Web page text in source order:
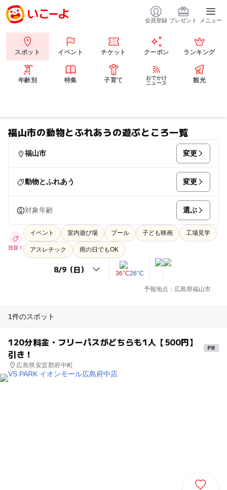
会員登録 プレゼント メニュー
スポット イベント チケット クーポン ランキング
年齢別 特集 子育て
おでかけ
ニュース
観光
福山市の動物とふれあうの遊ぶところ一覧
福山市 変更
動物とふれあう 変更
対象年齢 選ぶ
注目！
イベント 室内遊び場 プール 子ども映画 工場見学
アスレチック 雨の日でもOK
36°C26°C
予報地点：広島県福山市
1件のスポット
120分料金・フリーパスがどちらも1人【500円】
引き！
広島県安芸郡府中町